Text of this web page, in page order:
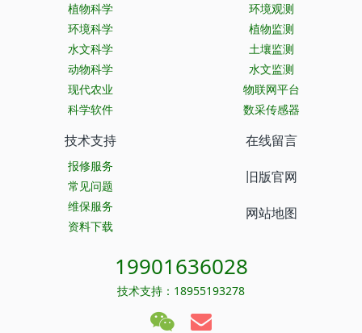
植物科学
环境科学
水文科学
动物科学
现代农业
科学软件
环境观测
植物监测
土壤监测
水文监测
物联网平台
数采传感器
技术支持
报修服务
常见问题
维保服务
资料下载
在线留言
旧版官网
网站地图
19901636028
技术支持：18955193278